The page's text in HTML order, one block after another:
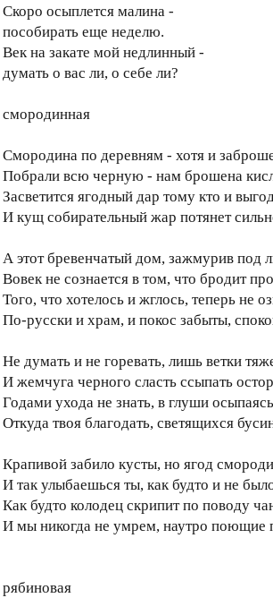
Скоро осыплется малина -
пособирать еще неделю.
Век на закате мой недлинный -
думать о вас ли, о себе ли?
смородинная
Смородина по деревням - хотя и
Побрали всю черную - нам брошена
Засветится ягодный дар тому кто и
И кущ собирательный жар потянет
А этот бревенчатый дом, зажмурив под
Вовек не сознается в том, что бродит
Того, что хотелось и жглось, теперь не
По-русски и храм, и покос забыты,
Не думать и не горевать, лишь ветки
И жемчуга черного сласть ссыпать
Годами ухода не знать, в глуши
Откуда твоя благодать, светящихся
Крапивой забило кусты, но ягод
И так улыбаешься ты, как будто и не
Как будто колодец скрипит по поводу
И мы никогда не умрем, наутро поющие
рябиновая